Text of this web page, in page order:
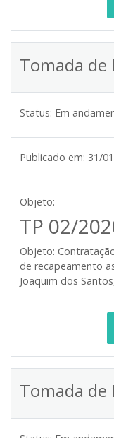
Tomada de
Status: Em
Publicado em: 31/
Objeto:
TP 02/
Objeto:
de recapeamento
Joaquim dos
Tomada de